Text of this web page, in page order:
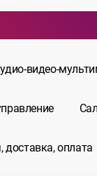
видео-
доставка, оплата